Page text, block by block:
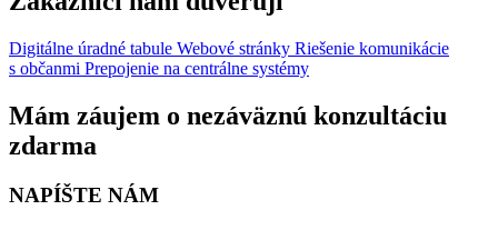
Digitálne úradné tabule Webové stránky Riešenie komunikácie
s občanmi Prepojenie na centrálne systémy
Mám záujem o nezáväznú konzultáciu
zdarma
NAPÍŠTE NÁM